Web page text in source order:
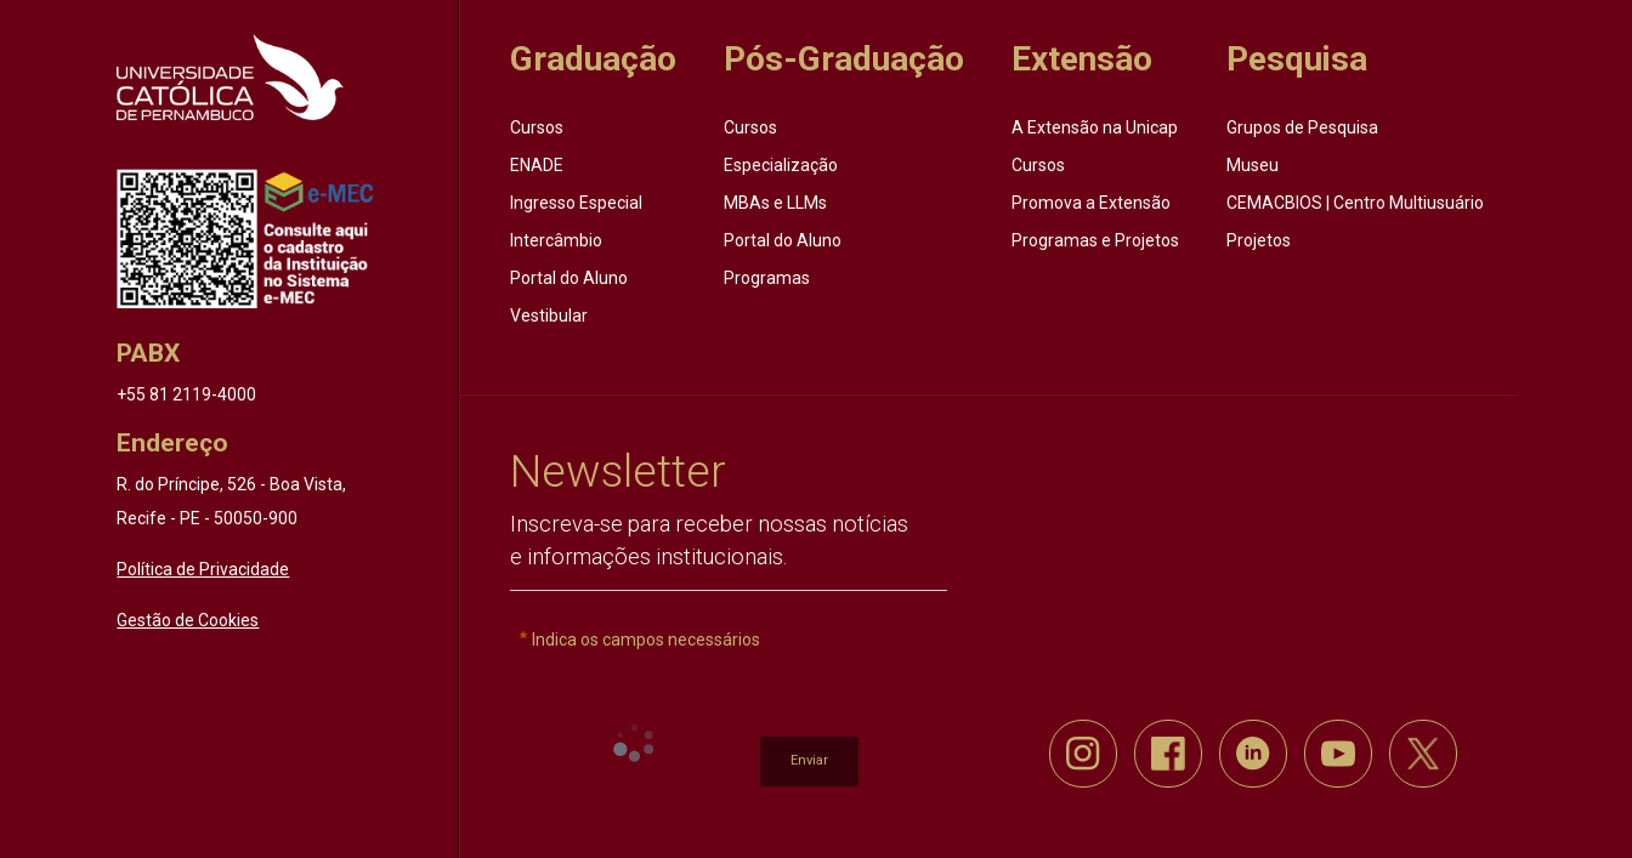
PABX
+55 81 2119-4000
Endereço
R. do Príncipe, 526 - Boa Vista,
Recife - PE - 50050-900
Política de Privacidade
Gestão de Cookies
Graduação
Cursos
ENADE
Ingresso Especial
Intercâmbio
Portal do Aluno
Vestibular
Pós-Graduação
Cursos
Especialização
MBAs e LLMs
Portal do Aluno
Programas
Extensão
A Extensão na Unicap
Cursos
Promova a Extensão
Programas e Projetos
Pesquisa
Grupos de Pesquisa
Museu
CEMACBIOS | Centro Multiusuário
Projetos
Newsletter
Inscreva-se para receber nossas notícias
e informações institucionais.
Indica os campos necessários
Enviar